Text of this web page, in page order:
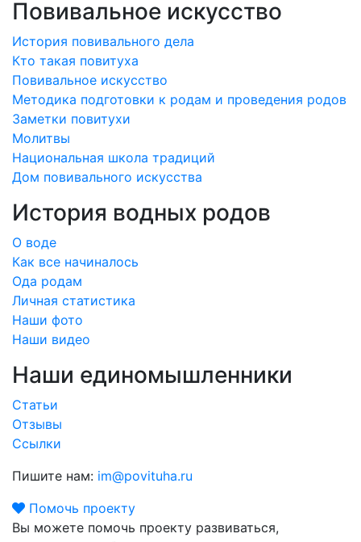
Повивальное искусство
История повивального дела
Кто такая повитуха
Повивальное искусство
Методика подготовки к родам и проведения родов
Заметки повитухи
Молитвы
Национальная школа традиций
Дом повивального искусства
История водных родов
О воде
Как все начиналось
Ода родам
Личная статистика
Наши фото
Наши видео
Наши единомышленники
Статьи
Отзывы
Ссылки
Пишите нам: im@povituha.ru
Помочь проекту
Вы можете помочь проекту развиваться,